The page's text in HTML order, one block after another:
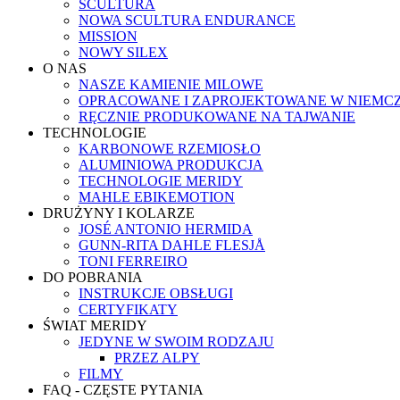
SCULTURA
NOWA SCULTURA ENDURANCE
MISSION
NOWY SILEX
O NAS
NASZE KAMIENIE MILOWE
OPRACOWANE I ZAPROJEKTOWANE W
RĘCZNIE PRODUKOWANE NA TAJWANIE
TECHNOLOGIE
KARBONOWE RZEMIOSŁO
ALUMINIOWA PRODUKCJA
TECHNOLOGIE MERIDY
MAHLE EBIKEMOTION
DRUŻYNY I KOLARZE
JOSÉ ANTONIO HERMIDA
GUNN-RITA DAHLE FLESJÅ
TONI FERREIRO
DO POBRANIA
INSTRUKCJE OBSŁUGI
CERTYFIKATY
ŚWIAT MERIDY
JEDYNE W SWOIM RODZAJU
PRZEZ ALPY
FILMY
FAQ - CZĘSTE PYTANIA